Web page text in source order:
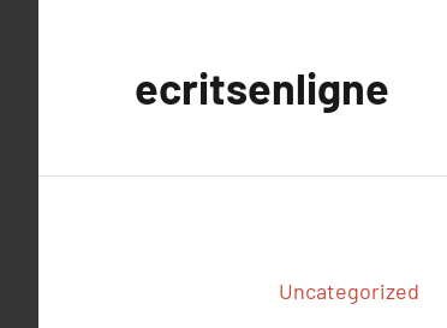
ecritsenligne
Uncategorized